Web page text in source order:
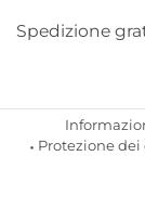
Spedizione
Protezione dei